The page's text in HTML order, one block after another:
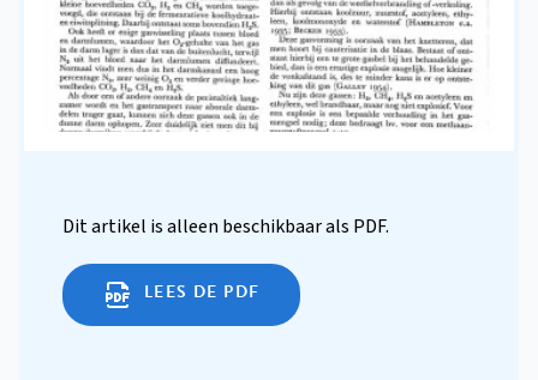
Dit artikel is alleen beschikbaar als PDF.
LEES DE PDF